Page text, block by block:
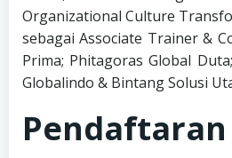
Organizational Culture
sebagai Associate Trainer &
Prima; Phitagoras Global
Globalindo & Bintang Solusi
Pendaftaran